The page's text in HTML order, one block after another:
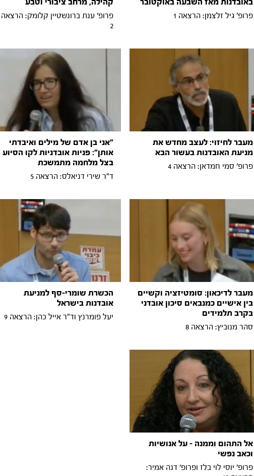
באובדנות מאז השבעה באוקטובר
פרופ' גיל זלצמן: הרצאה 1
קהילה, מרחב ציבורי וטבע
פרופ׳ ענת ברונשטיין קלומק: הרצאה
2
מעבר לחיזוי: לעצב מחדש את
מניעת האובדנות בעשור הבא
פרופ׳ סמי חמדאן: הרצאה 4
"אני בן אדם של מילים ואיבדתי
אותן": פניות אובדניות לקו הסיוע
בצל מלחמה מתמשכת
ד"ר שירי דניאלס: הרצאה 5
מעבר לדיכאון: סומטיזציה וקשיים
בין אישיים כמנבאים סיכון אובדני
בקרב תלמידים
סהר מנוביץ: הרצאה 8
הכשרת שומרי-סף למניעת
אובדנות בישראל
יעל פומרנץ וד"ר אייל כהן: הרצאה 9
אל התהום וממנה - על אנושיות
וכאב נפשי
פרופ׳ יוסי לוי בלז ופרופ׳ דנה אמיר: